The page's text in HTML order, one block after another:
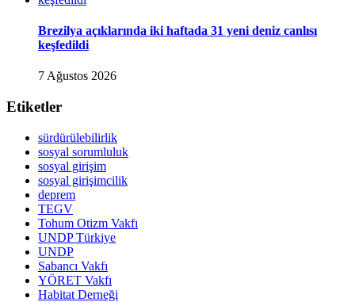
Brezilya açıklarında iki haftada 31 yeni deniz canlısı
keşfedildi
7 Ağustos 2026
Etiketler
sürdürülebilirlik
sosyal sorumluluk
sosyal girişim
sosyal girişimcilik
deprem
TEGV
Tohum Otizm Vakfı
UNDP Türkiye
UNDP
Sabancı Vakfı
YÖRET Vakfı
Habitat Derneği